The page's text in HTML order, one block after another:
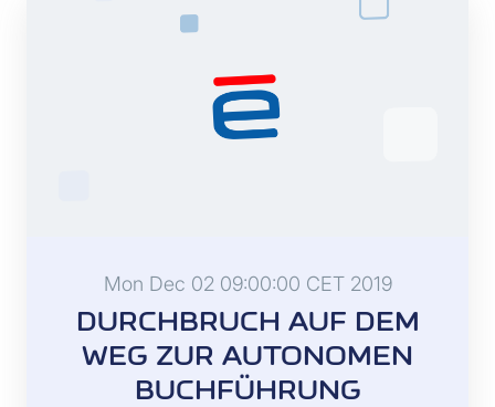
Mon Dec 02 09:00:00 CET 2019
DURCHBRUCH AUF DEM
WEG ZUR AUTONOMEN
BUCHFÜHRUNG